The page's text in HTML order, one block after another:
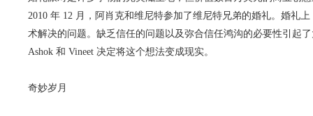
2010 年 12 月，阿肖克和维尼特参加了维尼特兄弟的婚礼。婚礼
术解决的问题。缺乏信任的问题以及弥合信任鸿沟的必要性引起
Ashok 和 Vineet 决定将这个想法变成现实。
奇妙岁月